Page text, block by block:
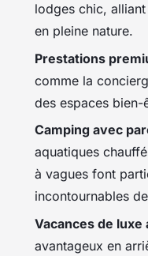
lodges chic,
en pleine nature.
Prestations
comme la
des espaces
Camping avec
aquatiques
à vagues font
incontournables
Vacances de luxe
avantageux en